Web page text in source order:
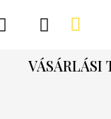
VÁSÁRLÁSI